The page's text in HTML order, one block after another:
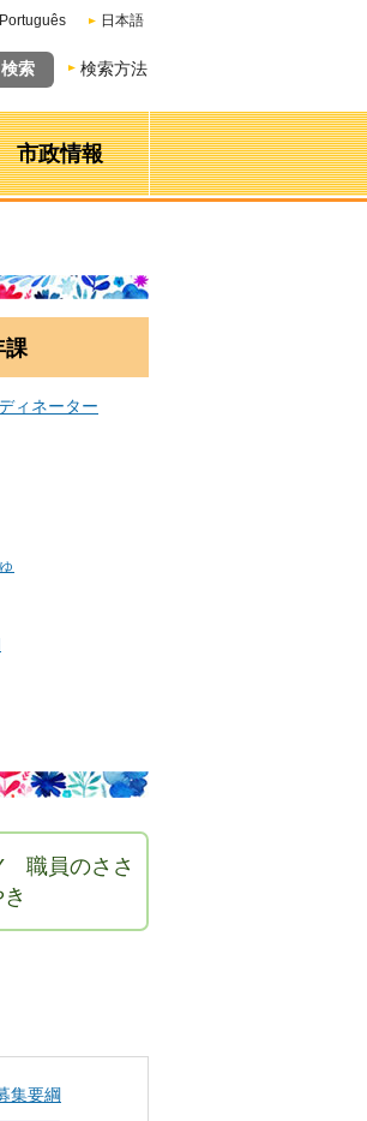
Português 日本語
検索方法
市政情報
課
ィネーター
職員のささ
集要綱